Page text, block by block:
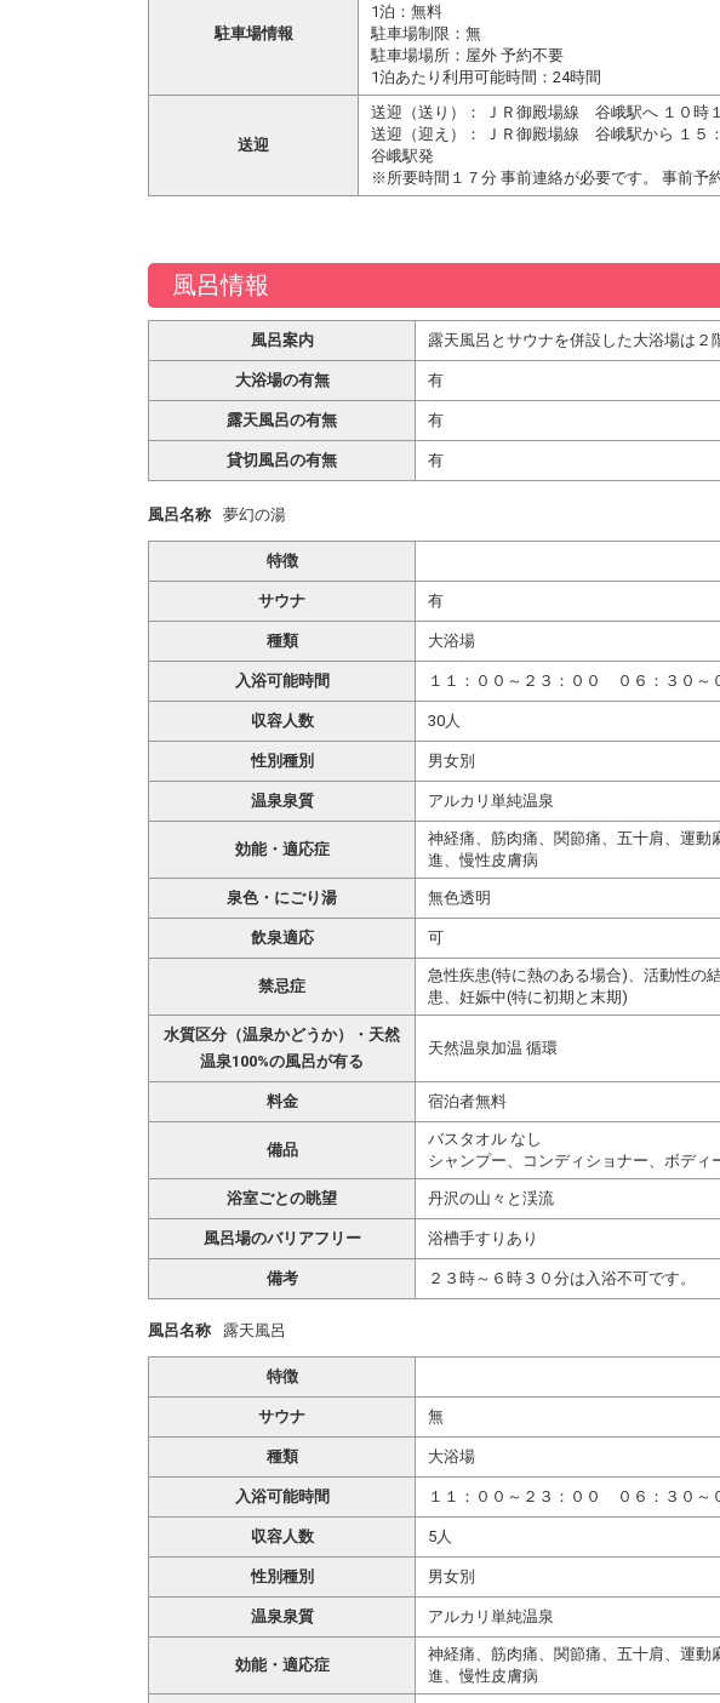
駐車場情報
1泊：無料
駐車場制限：無
駐車場場所：屋外 予約不要
1泊あたり利用可能時間：24時間
送迎
送迎（送り）： ＪＲ御殿場線 谷峨駅へ １０時
送迎（迎え）： ＪＲ御殿場線 谷峨駅から １５
谷峨駅発
※所要時間１７分 事前連絡が必要です。 事前予
風呂情報
風呂案内 露天風呂とサウナを併設した大浴場は
大浴場の有無 有
露天風呂の有無 有
貸切風呂の有無 有
風呂名称 夢幻の湯
特徴
サウナ 有
種類 大浴場
入浴可能時間 １１：００～２３：００ ０６：３０～
収容人数 30人
性別種別 男女別
温泉泉質 アルカリ単純温泉
効能・適応症
神経痛、筋肉痛、関節痛、五十肩、運
進、慢性皮膚病
泉色・にごり湯 無色透明
飲泉適応 可
禁忌症
急性疾患(特に熱のある場合)、活動性の
患、妊娠中(特に初期と末期)
水質区分（温泉かどうか）・天然
温泉100%の風呂が有る
天然温泉加温 循環
料金 宿泊者無料
備品
バスタオル なし
シャンプー、コンディショナー、ボデ
浴室ごとの眺望 丹沢の山々と渓流
風呂場のバリアフリー 浴槽手すりあり
備考 ２３時～６時３０分は入浴不可です。
風呂名称 露天風呂
特徴
サウナ 無
種類 大浴場
入浴可能時間 １１：００～２３：００ ０６：３０～
収容人数 5人
性別種別 男女別
温泉泉質 アルカリ単純温泉
効能・適応症
神経痛、筋肉痛、関節痛、五十肩、運
進、慢性皮膚病